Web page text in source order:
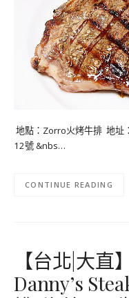
地點：Zorro火烤牛排 地址
12號 &nbs…
CONTINUE READING
【台北|大直
Danny’s